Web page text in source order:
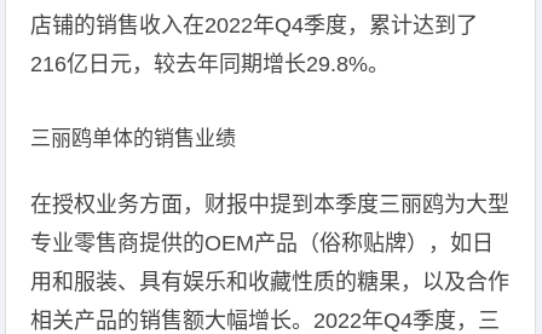
店铺的销售收入在2022年Q4季度，累计达到了
216亿日元，较去年同期增长29.8%。
三丽鸥单体的销售业绩
在授权业务方面，财报中提到本季度三丽鸥为大型
专业零售商提供的OEM产品（俗称贴牌），如日
用和服装、具有娱乐和收藏性质的糖果，以及合作
相关产品的销售额大幅增长。2022年Q4季度，三